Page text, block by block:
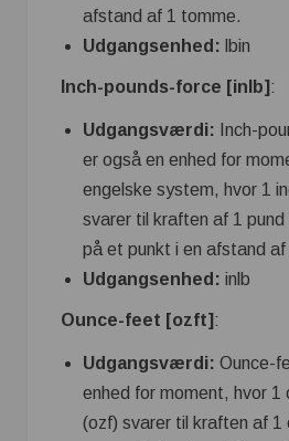
afstand af 1 tomme.
Udgangsenhed: lbin
Inch-pounds-force [inlb] :
Udgangsværdi: Inch-
er også en enhed for
engelske system, hvor 1
svarer til kraften af ​​1
på et punkt i en afstand
Udgangsenhed: inlb
Ounce-feet [ozft] :
Udgangsværdi: Ounce-
enhed for moment, hvor 1
(ozf) svarer til kraften af